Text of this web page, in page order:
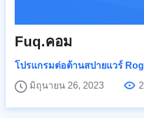
Fuq.คอม
โปรแกรมต่อต้านสปายแวร์
มิถุนายน 26, 2023